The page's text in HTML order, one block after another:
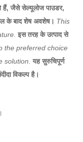
हैं, जैसे सेल्यूलोज पाउडर,
के बाद शेष अवशेष। This
इस तरह के उत्पाद से
the preferred choice
solution. यह सुरुचिपूर्ण
विकल्प है।